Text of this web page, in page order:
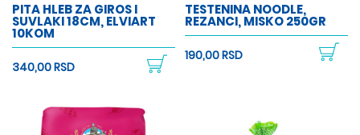
PITA HLEB ZA GIROS I
SUVLAKI 18CM, ELVIART
10KOM
340,00 RSD
TESTENINA NOODLE,
REZANCI, MISKO 250GR
190,00 RSD